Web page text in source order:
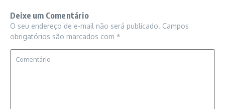
Deixe um Comentário
O seu endereço de e-mail não será publicado. Campos
obrigatórios são marcados com *